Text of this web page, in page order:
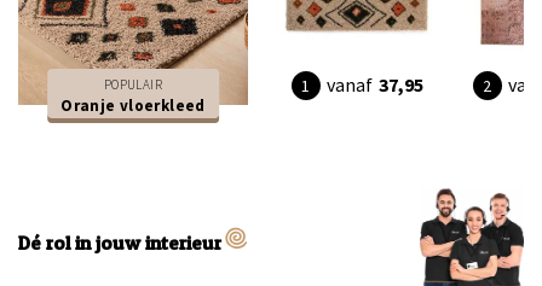
POPULAIR
Oranje vloerkleed
vanaf 37,95
Dé rol in jouw interieur